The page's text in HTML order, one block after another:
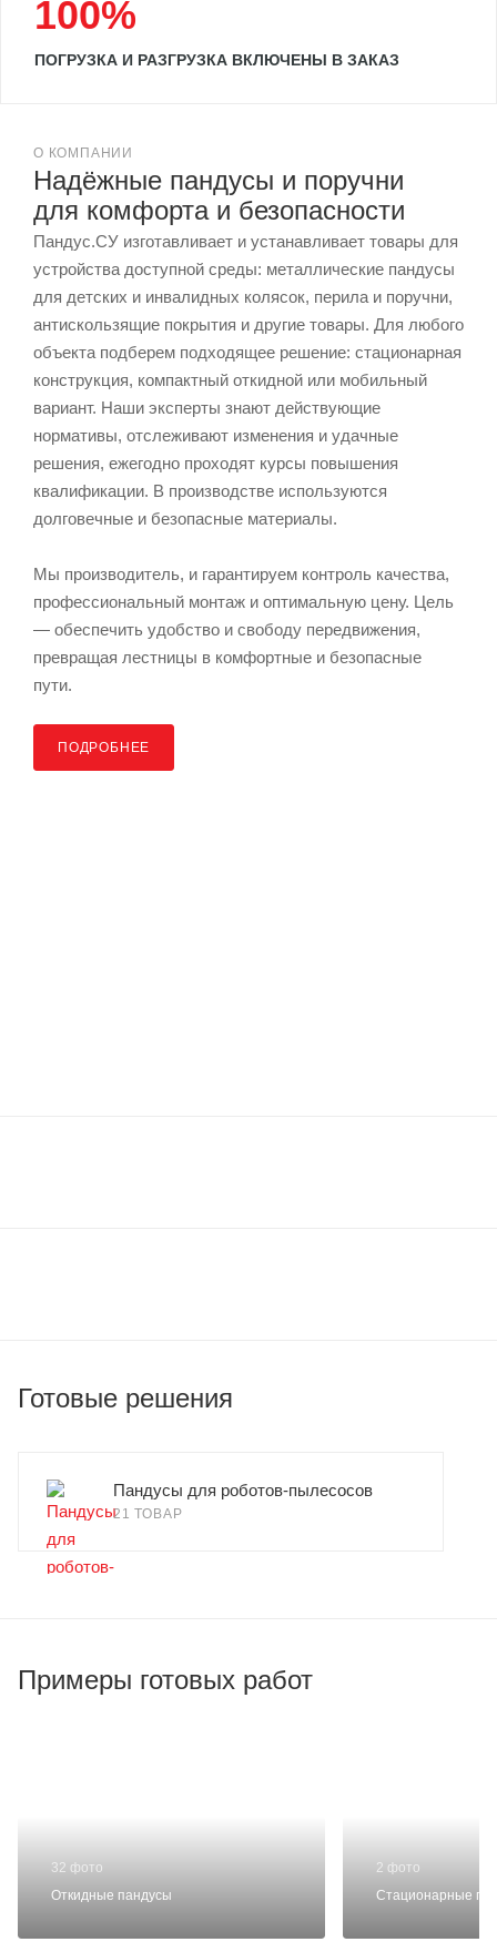
100%
ПОГРУЗКА И РАЗГРУЗКА ВКЛЮЧЕНЫ В ЗАКАЗ
О КОМПАНИИ
Надёжные пандусы и поручни
для комфорта и безопасности
Пандус.СУ изготавливает и устанавливает товары для
устройства доступной среды: металлические пандусы
для детских и инвалидных колясок, перила и поручни,
антискользящие покрытия и другие товары. Для любого
объекта подберем подходящее решение: стационарная
конструкция, компактный откидной или мобильный
вариант. Наши эксперты знают действующие
нормативы, отслеживают изменения и удачные
решения, ежегодно проходят курсы повышения
квалификации. В производстве используются
долговечные и безопасные материалы.
Мы производитель, и гарантируем контроль качества,
профессиональный монтаж и оптимальную цену. Цель
— обеспечить удобство и свободу передвижения,
превращая лестницы в комфортные и безопасные
пути.
ПОДРОБНЕЕ
Примеры готовых работ
32 фото
Откидные пандусы
2 фото
Стационарные
Готовые решения
Пандусы для роботов-пылесосов
21 ТОВАР